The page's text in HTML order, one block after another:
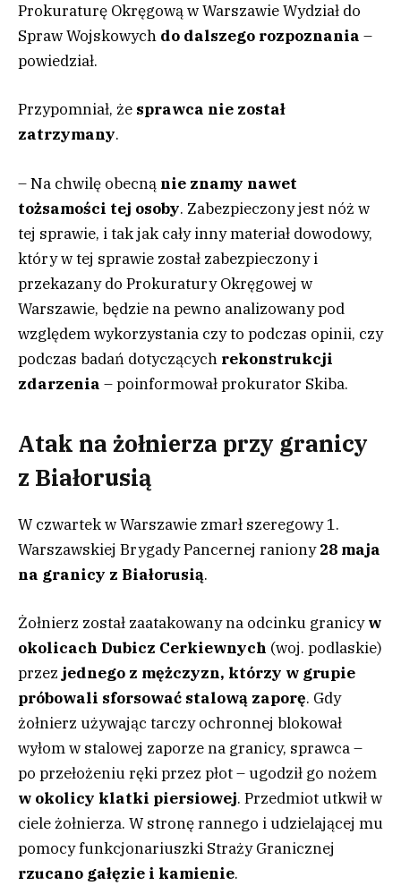
Prokuraturę Okręgową w Warszawie Wydział do
Spraw Wojskowych do dalszego rozpoznania –
powiedział.
Przypomniał, że sprawca nie został
zatrzymany.
– Na chwilę obecną nie znamy nawet
tożsamości tej osoby. Zabezpieczony jest nóż w
tej sprawie, i tak jak cały inny materiał dowodowy,
który w tej sprawie został zabezpieczony i
przekazany do Prokuratury Okręgowej w
Warszawie, będzie na pewno analizowany pod
względem wykorzystania czy to podczas opinii, czy
podczas badań dotyczących rekonstrukcji
zdarzenia – poinformował prokurator Skiba.
Atak na żołnierza przy granicy
z Białorusią
W czwartek w Warszawie zmarł szeregowy 1.
Warszawskiej Brygady Pancernej raniony28 maja
na granicy z Białorusią.
Żołnierz został zaatakowany na odcinku granicyw
okolicach Dubicz Cerkiewnych (woj. podlaskie)
przez jednego z mężczyzn, którzy w grupie
próbowali sforsować stalową zaporę. Gdy
żołnierz używając tarczy ochronnej blokował
wyłom w stalowej zaporze na granicy, sprawca –
po przełożeniu ręki przez płot – ugodził go nożem
w okolicy klatki piersiowej. Przedmiot utkwił w
ciele żołnierza. W stronę rannego i udzielającej mu
pomocy funkcjonariuszki Straży Granicznej
rzucano gałęzie i kamienie.